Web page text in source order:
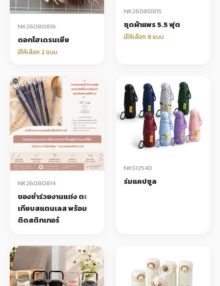
NK26080816
ดอกไฮเดรนเยีย
มีให้เลือก 2 แบบ
NK26080815
ชุดผ้าแพร 5.5 ฟุต
มีให้เลือก 9 แบบ
NK26080814
ของชำร่วยงานแต่ง ตะ
เกียบสแตนเลส พร้อม
ติดสติกเกอร์
NK512540
ร่มแคปซูล